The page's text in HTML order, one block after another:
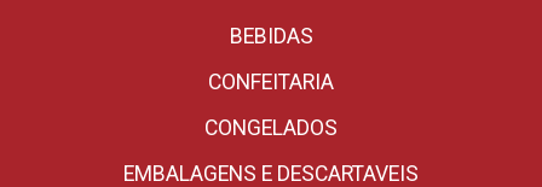
BEBIDAS
CONFEITARIA
CONGELADOS
EMBALAGENS E DESCARTAVEIS